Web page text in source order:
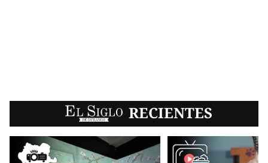
EL SIGLO RECIENTES